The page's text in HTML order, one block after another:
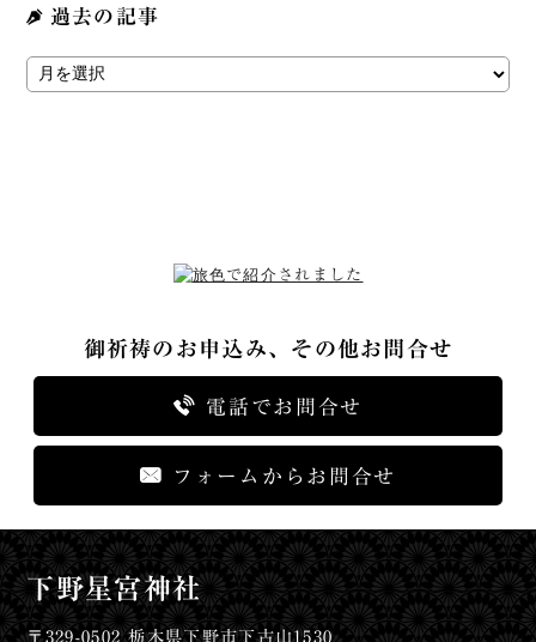
過去の記事
御祈祷のお申込み、その他お問合せ
電話でお問合せ
フォームからお問合せ
下野星宮神社
〒329-0502 栃木県下野市下古山1530